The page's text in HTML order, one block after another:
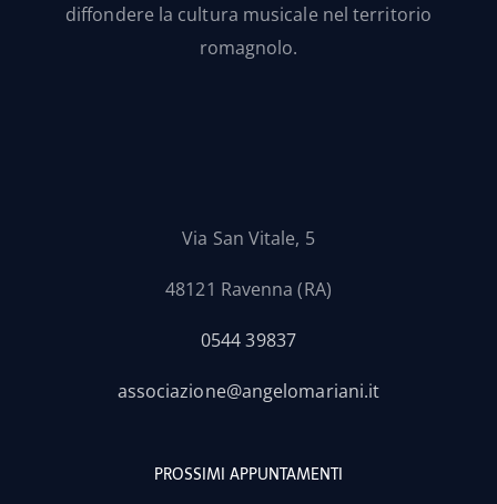
diffondere la cultura musicale nel territorio
romagnolo.
Via San Vitale, 5
48121 Ravenna (RA)
0544 39837
associazione@angelomariani.it
PROSSIMI APPUNTAMENTI